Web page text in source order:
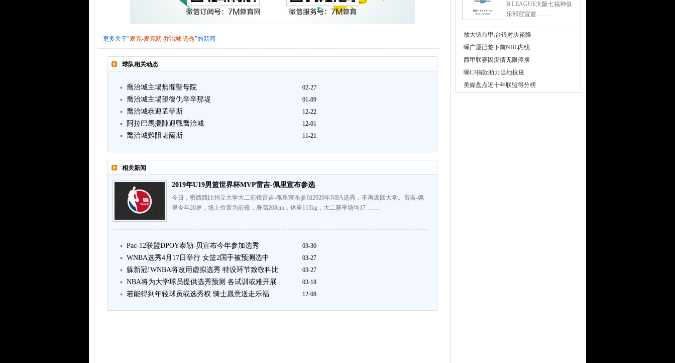
更多关于"麦克-麦克朗 乔治城 选秀"的新闻
球队相关动态
喬治城主場無懼聖母院 02-27
喬治城主場望復仇辛辛那堤 01-09
喬治城恭迎孟菲斯 12-22
阿拉巴馬擺陣迎戰喬治城 12-01
喬治城難阻堪薩斯 11-21
相关新闻
2019年U19男篮世界杯MVP雷吉-佩里宣布参选
今日，密西西比州立大学大二前锋雷吉-佩里宣布参加2020年NBA选秀，不再返回大学。雷吉-佩
里今年20岁，场上位置为前锋，身高208cm，体重113kg，大二赛季场均17 ……
Pac-12联盟DPOY泰勒-贝宣布今年参加选秀 03-30
WNBA选秀4月17日举行 女篮2国手被预测选中 03-27
躲新冠!WNBA将改用虚拟选秀 特设环节致敬科比 03-27
NBA将为大学球员提供选秀预测 各试训或难开展 03-18
若能得到年轻球员或选秀权 骑士愿意送走乐福 12-08
B.LEAGUE大阪七福神俱
乐部官宣首 ……
放大镜台甲:台银对决裕隆
曝广厦已签下前NBL内线
西甲联赛因疫情无限停摆
曝CJ捐款助力当地抗疫
美媒盘点近十年联盟得分榜